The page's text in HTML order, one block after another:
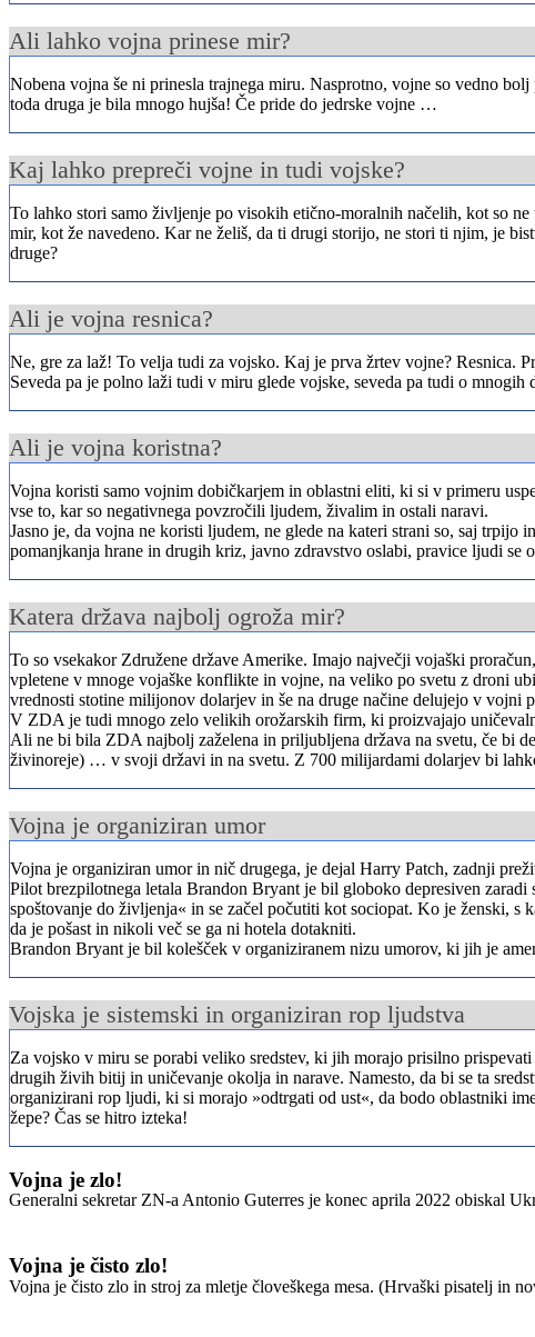
Ali lahko vojna prinese mir?
Nobena vojna še ni prinesla trajnega miru. Nasprotno, vojne so vedno
toda druga je bila mnogo hujša! Če pride do jedrske vojne …
Kaj lahko prepreči vojne in tudi vojske?
To lahko stori samo življenje po visokih etično-moralnih načelih, kot so
mir, kot že navedeno. Kar ne želiš, da ti drugi storijo, ne stori ti njim, je
druge?
Ali je vojna resnica?
Ne, gre za laž! To velja tudi za vojsko. Kaj je prva žrtev vojne? Resnica.
Seveda pa je polno laži tudi v miru glede vojske, seveda pa tudi o mnogih
Ali je vojna koristna?
Vojna koristi samo vojnim dobičkarjem in oblastni eliti, ki si v primeru
vse to, kar so negativnega povzročili ljudem, živalim in ostali naravi.
Jasno je, da vojna ne koristi ljudem, ne glede na kateri strani so, saj trpijo
pomanjkanja hrane in drugih kriz, javno zdravstvo oslabi, pravice ljudi
Katera država najbolj ogroža mir?
To so vsekakor Združene države Amerike. Imajo največji vojaški
vpletene v mnoge vojaške konflikte in vojne, na veliko po svetu z droni
vrednosti stotine milijonov dolarjev in še na druge načine delujejo v vojni
V ZDA je tudi mnogo zelo velikih orožarskih firm, ki proizvajajo
Ali ne bi bila ZDA najbolj zaželena in priljubljena država na svetu, če bi
živinoreje) … v svoji državi in na svetu. Z 700 milijardami dolarjev bi
Vojna je organiziran umor
Vojna je organiziran umor in nič drugega, je dejal Harry Patch, zadnji
Pilot brezpilotnega letala Brandon Bryant je bil globoko depresiven
spoštovanje do življenja« in se začel počutiti kot sociopat. Ko je ženski,
da je pošast in nikoli več se ga ni hotela dotakniti.
Brandon Bryant je bil kolešček v organiziranem nizu umorov, ki jih je
Vojska je sistemski in organiziran rop ljudstva
Za vojsko v miru se porabi veliko sredstev, ki jih morajo prisilno
drugih živih bitij in uničevanje okolja in narave. Namesto, da bi se ta
organizirani rop ljudi, ki si morajo »odtrgati od ust«, da bodo oblastniki
žepe? Čas se hitro izteka!
Vojna je zlo!
Generalni sekretar ZN-a Antonio Guterres je konec aprila 2022 obiskal
Vojna je čisto zlo!
Vojna je čisto zlo in stroj za mletje človeškega mesa. (Hrvaški pisatelj in